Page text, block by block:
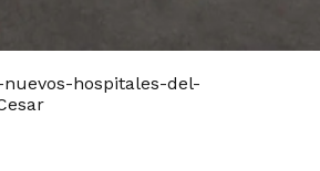
hospitales-del-